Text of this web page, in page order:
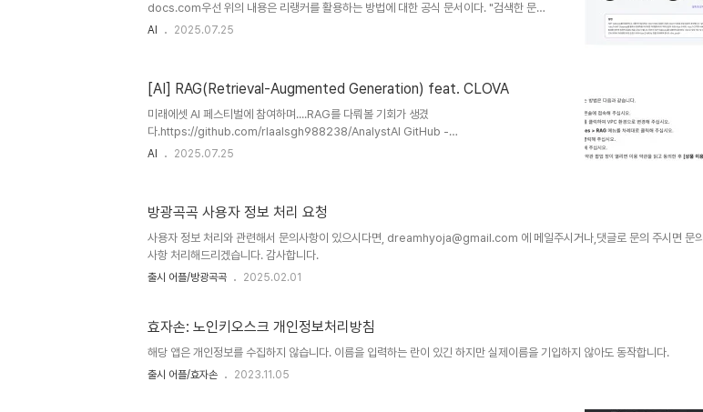
docs.com우선 위의 내용은 리랭커를 활용하는 방법에 대한 공식 문서이다. "검색한 문서
와 사용자 쿼리 간 연관도를 평가하여 관련성 높은 문서들을 선택하고, 그 결과를 요약 및
forums.com/topic/525/ 리랭커 활용법 : CS 문의에 답변하는 RAG 시스템 구현하기
최근 LLM을 활용한 RAG 시스템 구축이 활발..
AI 2025.07.25
[AI] RAG(Retrieval-Augmented Generation) feat. CLOVA
미래에셋 AI 페스티벌에 참여하며....RAG를 다뤄볼 기회가 생겼
다.https://github.com/rlaalsgh988238/AnalystAI GitHub -
rlaalsgh988238/AnalystAI: 2025 미래에셋증권 AI 페스티벌2025 미래에셋증권 AI
docs.com/docs/rag-overview AI를 사용하면 할루시네이션이 자주 발생하게 되는데
검색 기반으로 답변을 생성..
AI 2025.07.25
방광곡곡 사용자 정보 처리 요청
사용자 정보 처리와 관련해서 문의사항이 있으시다면, dreamhyoja@gmail.com 에 메일주시거나,댓글로 문의 주시면 문의
사항 처리해드리겠습니다. 감사합니다.
출시 어플/방광곡곡 2025.02.01
효자손: 노인키오스크 개인정보처리방침
해당 앱은 개인정보를 수집하지 않습니다. 이름을 입력하는 란이 있긴 하지만 실제이름을 기입하지 않아도 동작합니다.
출시 어플/효자손 2023.11.05